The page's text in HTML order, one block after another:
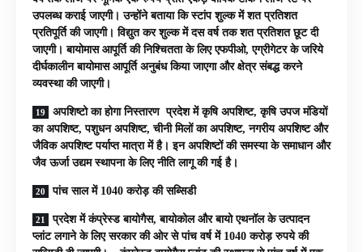
उपलब्ध कराई जाएगी। उन्होंने बताया कि स्टांप शुल्क में शत प्रतिशत
प्रतिपूर्ति की जाएगी। विद्युत कर शुल्क में दस वर्ष तक शत प्रतिशत छूट दी
जाएगी। बायोमास आपूर्ति की निश्चितता के लिए एफपीओ, एग्रीगेटर के जरिये
दीर्घकालीन बायोमास आपूर्ति अनुबंध किया जाएगा और क्षेत्र संबद्ध करने
व्यवस्था की जाएगी।
अपशिष्टो का होगा निस्तारण प्रदेश में कृषि अपशिष्ट, कृषि उपज मंडियों
का अपशिष्ट, पशुधन अपशिष्ट, चीनी मिलों का अपशिष्ट, नगरीय अपशिष्ट और
जैविक अपशिष्ट पर्याप्त मात्रा में है। इन अपशिष्टों की समस्या के समाधान और
जैव ऊर्जा उद्यम स्थापना के लिए नीति लागू की गई है।
पांच साल में 1040 करोड़ की सब्सिडी
प्रदेश में कंप्रेस्ड बायोगैस, बायोकोल और बायो एथनॉल के उत्पादन
प्लांट लगाने के लिए सरकार की ओर से पांच वर्ष में 1040 करोड़ रुपये की